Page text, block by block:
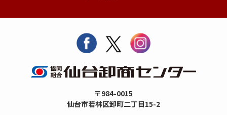
〒984-0015
仙台市若林区卸町二丁目15-2